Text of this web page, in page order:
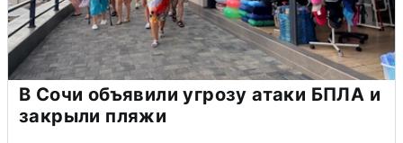
В Сочи объявили угрозу атаки БПЛА и
закрыли пляжи